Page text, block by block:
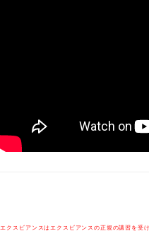
エクスビアンスはエクスビアンスの正規の講習を受